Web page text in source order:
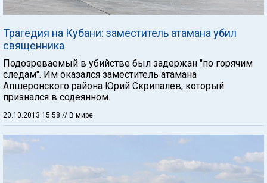
Трагедия на Кубани: заместитель атамана убил
священника
Подозреваемый в убийстве был задержан "по горячим
следам". Им оказался заместитель атамана
Апшеронского района Юрий Скрипалев, который
признался в содеянном.
20.10.2013 15:58 // В мире